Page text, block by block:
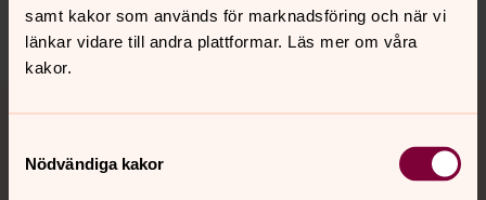
samt kakor som används för marknadsföring och när vi
länkar vidare till andra plattformar. Läs mer om våra
kakor.
Nödvändiga kakor
Dela